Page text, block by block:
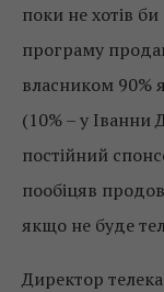
поки не хотів
програму
власником 90%
(10% – у
постійний
пообіцяв
якщо не буде
Директор